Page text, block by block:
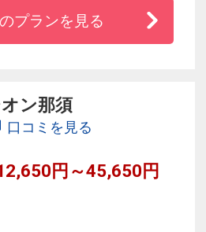
なメニューのバイキング
宿！お子様のお泊りデビ
プランを見る
ン那須
口コミを見る
円～45,650円